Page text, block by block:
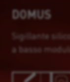
DOMUS
Sigillante
a basso